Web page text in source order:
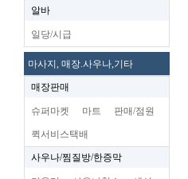
알바
일당/시급
마사지, 매장.사우나,기타
매장판매
슈퍼마켓 마트 판매/점원
퀵서비스택배
사우나/찜질방/한증막